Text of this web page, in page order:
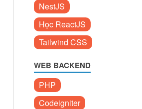
NestJS
Học ReactJS
Tailwind CSS
WEB BACKEND
PHP
Codeigniter